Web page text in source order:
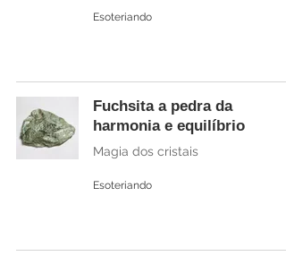
Esoteriando
Fuchsita a pedra da
harmonia e equilíbrio
Magia dos cristais
Esoteriando